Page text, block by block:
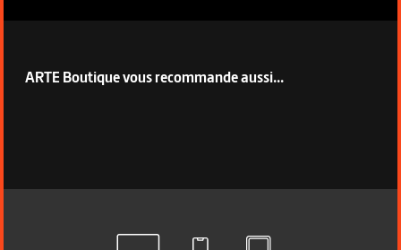
ARTE Boutique vous recommande aussi...